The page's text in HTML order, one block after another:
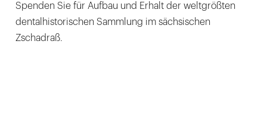
Spenden Sie für Aufbau und Erhalt der weltgrößten
dentalhistorischen Sammlung im sächsischen
Zschadraß.